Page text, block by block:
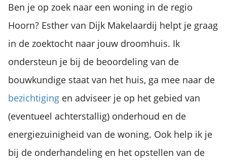
Ben je op zoek naar een woning in de regio
Hoorn? Esther van Dijk Makelaardij helpt je graag
in de zoektocht naar jouw droomhuis. Ik
ondersteun je bij de beoordeling van de
bouwkundige staat van het huis, ga mee naar de
bezichtiging en adviseer je op het gebied van
(eventueel achterstallig) onderhoud en de
energiezuinigheid van de woning. Ook help ik je
bij de onderhandeling en het opstellen van de